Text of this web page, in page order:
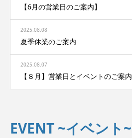
【6月の営業日のご案内】
2025.08.08
夏季休業のご案内
2025.08.07
【８月】営業日とイベントのご案内
EVENT ~イベント~